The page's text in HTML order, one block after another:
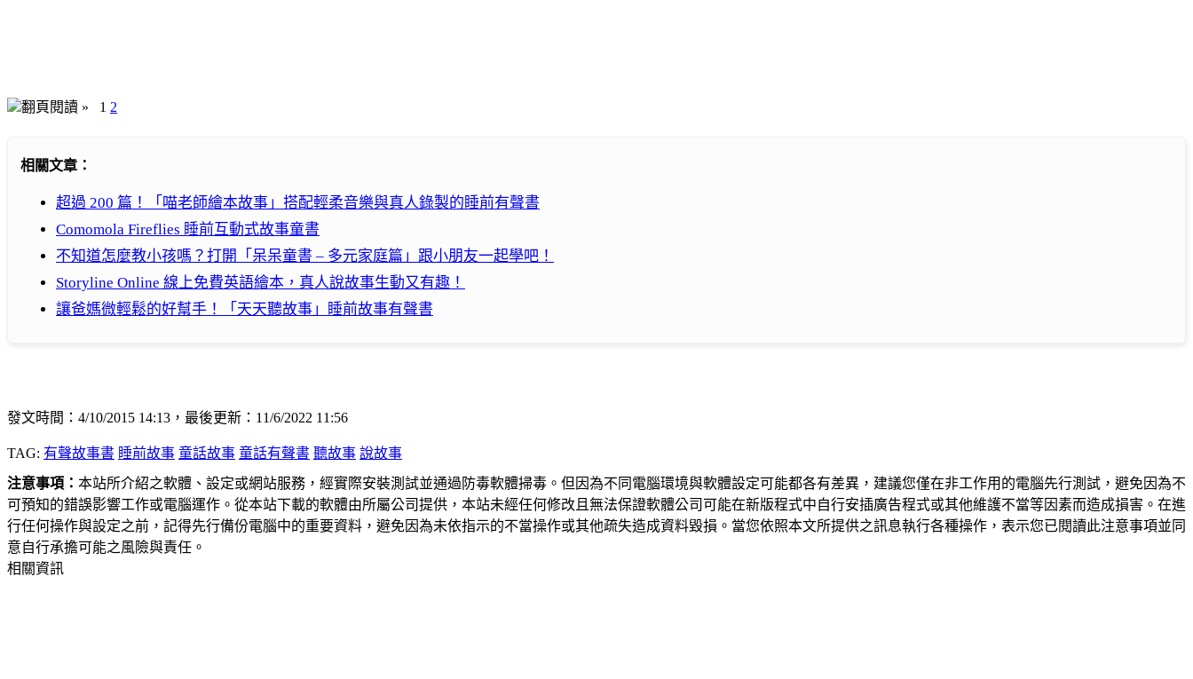
翻頁閱讀 » 1 2
相關文章：
超過 200 篇！「喵老師繪本故事」搭配輕柔音樂與真人錄製的睡前有聲書
Comomola Fireflies 睡前互動式故事童書
不知道怎麼教小孩嗎？打開「呆呆童書 – 多元家庭篇」跟小朋友一起學吧！
Storyline Online 線上免費英語繪本，真人說故事生動又有趣！
讓爸媽微輕鬆的好幫手！「天天聽故事」睡前故事有聲書
發文時間：4/10/2015 14:13，最後更新：11/6/2022 11:56
TAG: 有聲故事書 睡前故事 童話故事 童話有聲書 聽故事 說故事
注意事項： 本站所介紹之軟體、設定或網站服務，經實際安裝測試並通過防毒軟體掃毒。但因為不同電腦環境與軟體設定可能都各有差異，建議您僅在非工作用的電腦先行測試，避免因為不
可預知的錯誤影響工作或電腦運作。從本站下載的軟體由所屬公司提供，本站未經任何修改且無法保證軟體公司可能在新版程式中自行安插廣告程式或其他維護不當等因素而造成損害。在進
行任何操作與設定之前，記得先行備份電腦中的重要資料，避免因為未依指示的不當操作或其他疏失造成資料毀損。當您依照本文所提供之訊息執行各種操作，表示您已閱讀此注意事項並同
意自行承擔可能之風險與責任。
相關資訊